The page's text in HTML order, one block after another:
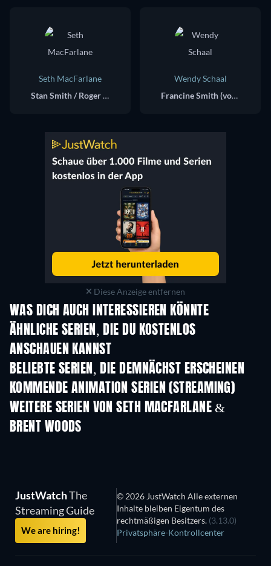
Seth MacFarlane
Stan Smith / Roger (voice)
Wendy Schaal
Francine Smith (voice)
Diese Anzeige entfernen
WAS DICH AUCH INTERESSIEREN KÖNNTE
Serie Serie
ÄHNLICHE SERIEN, DIE DU KOSTENLOS
ANSCHAUEN KANNST
BELIEBTE SERIEN, DIE DEMNÄCHST ERSCHEINEN
Serie Serie
KOMMENDE ANIMATION SERIEN (STREAMING)
Staffel 2 Staffel 2
WEITERE SERIEN VON SETH MACFARLANE &
BRENT WOODSSerie
JustWatchThe
Streaming Guide
We are hiring!
© 2026 JustWatch Alle externen
Inhalte bleiben Eigentum des
rechtmäßigen Besitzers. (3.13.0)
Privatsphäre-Kontrollcenter